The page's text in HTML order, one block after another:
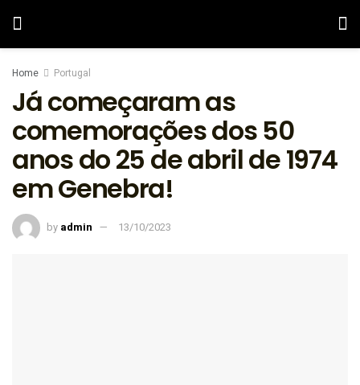
Home Portugal
Já começaram as
comemorações dos 50
anos do 25 de abril de 1974
em Genebra!
by admin 13/10/2023